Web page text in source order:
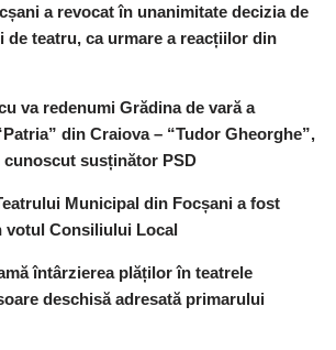
a revocat în unanimitate decizia de
de teatru, ca urmare a reacțiilor din
va redenumi Grădina de vară a
din Craiova – “Tudor Gheorghe”,
susținător PSD
Municipal din Focșani a fost
votul Consiliului Local
întârzierea plăților în teatrele
deschisă adresată primarului